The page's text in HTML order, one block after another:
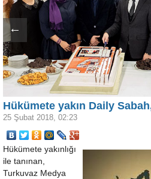
←
Hükümete yakın Daily
25 Şubat 2018, 02:23
Hükümete yakınlığı
ile tanınan,
Turkuvaz Medya